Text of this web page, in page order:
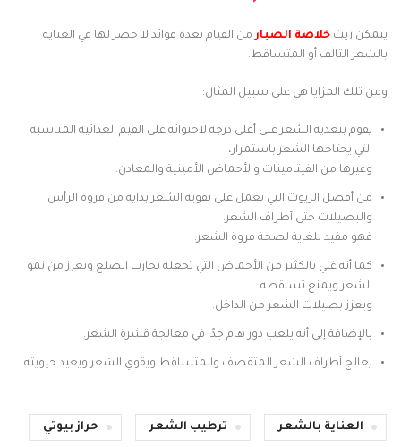
يتمكن زيت خلاصة الصبار من القيام بعدة فوائد لا حصر لها في العناية
بالشعر التالف أو المتساقط.
ومن تلك المزايا هي على سبيل المثال:
يقوم بتغذية الشعر على أعلى درجة لاحتوائه على القيم الغذائية المناسبة
التي يحتاجها الشعر باستمرار،
وغيرها من الفيتامينات والأحماض الأمينية والمعادن.
من أفضل الزيوت التي تعمل على تقوية الشعر بداية من فروة الرأس
والبصيلات حتى أطراف الشعر.
فهو مفيد للغاية لصحة فروة الشعر.
كما أنه غني بالكثير من الأحماض التي تجعله يجارب الصلع ويعزز من نمو
الشعر ويمنع تساقطه.
ويعزز بصيلات الشعر من الداخل.
بالإضافة إلى أنه يلعب دور هام جدًا في معالجة قشرة الشعر.
يعالج أطراف الشعر المتقصف والمتساقط ويقوي الشعر ويعيد حيويته.
العناية بالشعر ترطيب الشعر حراز بيوتي